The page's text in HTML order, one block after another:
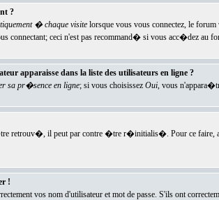
?
� chaque visitelorsque vous vous connectez, le
connectant; ceci n'est pas recommand� si vous acc�dez
apparaisse dans la liste des utilisateurs en ligne ?
sa pr�sence en ligne; si vous choisissez Oui, vous
retrouv�, il peut par contre �tre r�initialis�. Pour ce faire,
!
vos nom d'utilisateur et mot de passe. S'ils ont